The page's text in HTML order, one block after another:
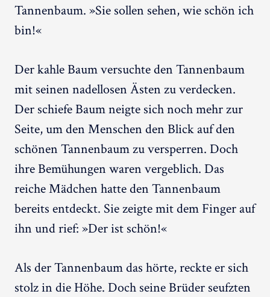
Tannenbaum. »Sie sollen sehen, wie schön ich
bin!«
Der kahle Baum versuchte den Tannenbaum
mit seinen nadellosen Ästen zu verdecken.
Der schiefe Baum neigte sich noch mehr zur
Seite, um den Menschen den Blick auf den
schönen Tannenbaum zu versperren. Doch
ihre Bemühungen waren vergeblich. Das
reiche Mädchen hatte den Tannenbaum
bereits entdeckt. Sie zeigte mit dem Finger auf
ihn und rief: »Der ist schön!«
Als der Tannenbaum das hörte, reckte er sich
stolz in die Höhe. Doch seine Brüder seufzten